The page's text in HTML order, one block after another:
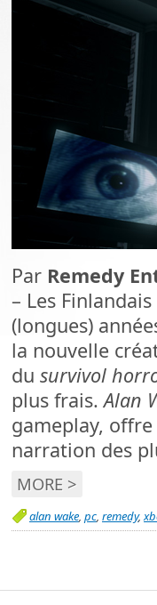
Par Remedy
– Les
(longues)
la nouvelle
du survivol
plus frais.Alan
gameplay,
narration des
MORE >
alan wake pc remedy,